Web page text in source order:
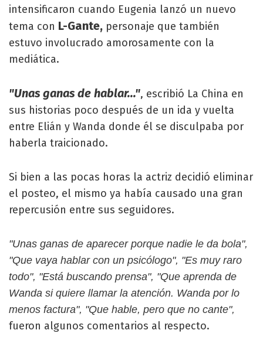
intensificaron cuando Eugenia lanzó un nuevo
tema con L-Gante, personaje que también
estuvo involucrado amorosamente con la
mediática.
"Unas ganas de hablar...", escribió La China en
sus historias poco después de un ida y vuelta
entre Elián y Wanda donde él se disculpaba por
haberla traicionado.
Si bien a las pocas horas la actriz decidió eliminar
el posteo, el mismo ya había causado una gran
repercusión entre sus seguidores.
"Unas ganas de aparecer porque nadie le da bola",
"Que vaya hablar con un psicólogo", "Es muy raro
todo", "Está buscando prensa", "Que aprenda de
Wanda si quiere llamar la atención. Wanda por lo
menos factura", "Que hable, pero que no cante",
fueron algunos comentarios al respecto.